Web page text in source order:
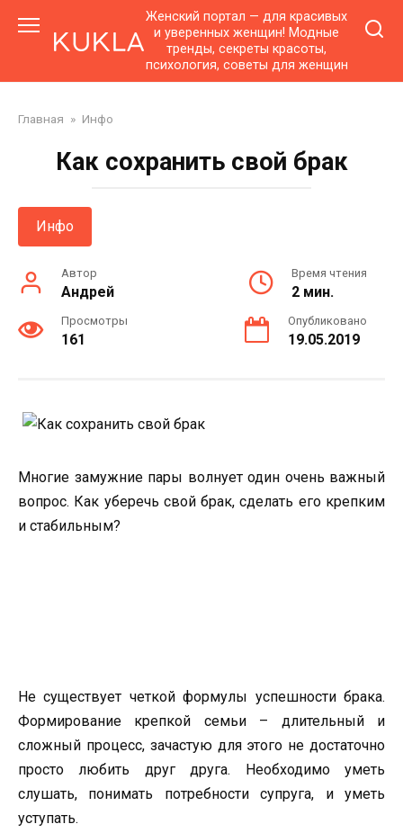
контенту
Женский портал — для красивых
и уверенных женщин! Модные
тренды, секреты красоты,
психология, советы для женщин
Главная » Инфо
Как сохранить свой брак
Инфо
Автор
Андрей
Время чтения
2 мин.
Просмотры
161
Опубликовано
19.05.2019
Многие замужние пары волнует один очень важный
вопрос. Как уберечь свой брак, сделать его крепким
и стабильным?
Не существует четкой формулы успешности брака.
Формирование крепкой семьи – длительный и
сложный процесс, зачастую для этого не достаточно
просто любить друг друга. Необходимо уметь
слушать, понимать потребности супруга, и уметь
уступать.